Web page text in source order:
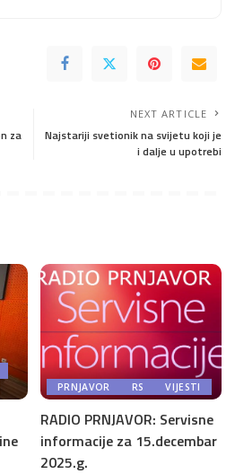
za
NEXT ARTICLE
Najstariji svetionik na svijetu koji je
i dalje u upotrebi
PRNJAVOR RS VIJESTI
RADIO PRNJAVOR: Servisne
informacije za 15.decembar
2025.g.